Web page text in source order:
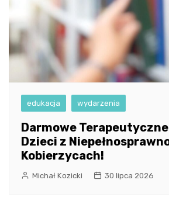
edukacja wydarzenia
Darmowe
Dzieci z
Kobierzycach!
Michał Kozicki 30 lipca 2026